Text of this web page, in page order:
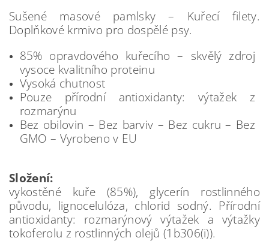
Sušené masové pamlsky – Kuřecí filety.
Doplňkové krmivo pro dospělé psy.
85% opravdového kuřecího – skvělý zdroj
vysoce kvalitního proteinu
Vysoká chutnost
Pouze přírodní antioxidanty: výtažek z
rozmarýnu
Bez obilovin – Bez barviv – Bez cukru – Bez
GMO – Vyrobeno v EU
Složení:
vykostěné kuře (85%), glycerín rostlinného
původu, lignocelulóza, chlorid sodný. Přírodní
antioxidanty: rozmarýnový výtažek a výtažky
tokoferolu z rostlinných olejů (1b306(i)).